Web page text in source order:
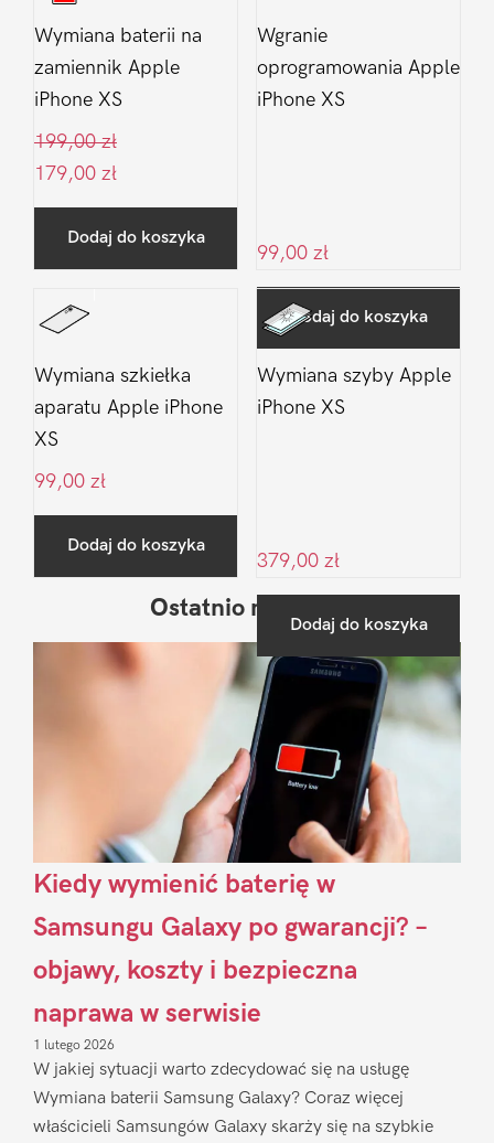
Wymiana baterii na
zamiennik Apple
iPhone XS
199,00zł
179,00 zł
Dodaj do koszyka
Wgranie
oprogramowania Apple
iPhone XS
99,00 zł
Dodaj do koszyka
Wymiana szkiełka
aparatu Apple iPhone
XS
99,00 zł
Dodaj do koszyka
Wymiana szyby Apple
iPhone XS
379,00 zł
Dodaj do koszyka
Sidebar
Ostatnio na blogu
Kiedy wymienić baterię w
Samsungu Galaxy po gwarancji? –
objawy, koszty i bezpieczna
naprawa w serwisie
1 lutego 2026
W jakiej sytuacji warto zdecydować się na usługę
Wymiana baterii Samsung Galaxy? Coraz więcej
właścicieli Samsungów Galaxy skarży się na szybkie